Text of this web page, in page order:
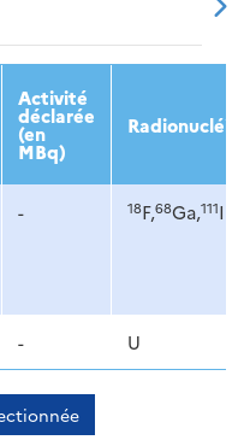
2016
Activité
déclarée
(en
MBq)
- 18F,68Ga,111
- U